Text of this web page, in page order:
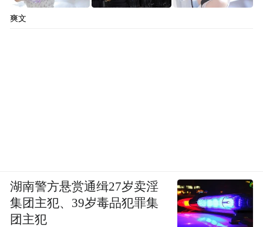
爽文
湖南警方悬赏通缉27岁卖淫
集团主犯、39岁毒品犯罪集
团主犯